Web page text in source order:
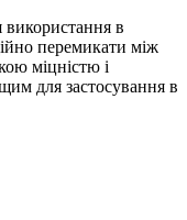
використання в
перемикати між
міцністю і
для застосування в